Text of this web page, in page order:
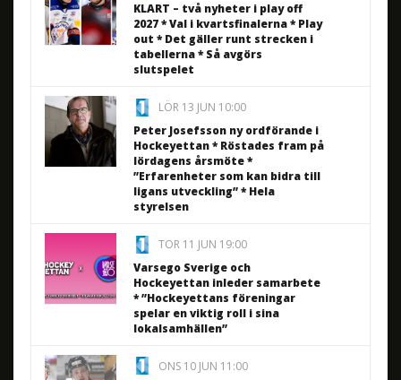
KLART – två nyheter i play off
2027 * Val i kvartsfinalerna * Play
out * Det gäller runt strecken i
tabellerna * Så avgörs
slutspelet
LÖR 13 JUN 10:00
Peter Josefsson ny ordförande i
Hockeyettan * Röstades fram på
lördagens årsmöte *
”Erfarenheter som kan bidra till
ligans utveckling” * Hela
styrelsen
TOR 11 JUN 19:00
Varsego Sverige och
Hockeyettan inleder samarbete
* ”Hockeyettans föreningar
spelar en viktig roll i sina
lokalsamhällen”
ONS 10 JUN 11:00